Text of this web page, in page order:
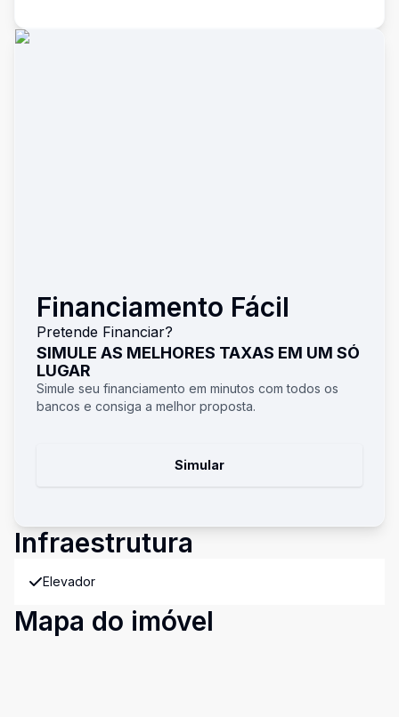
Financiamento Fácil
Pretende Financiar?
SIMULE AS MELHORES TAXAS EM UM SÓ
LUGAR
Simule seu financiamento em minutos com todos os
bancos e consiga a melhor proposta.
Simular
Infraestrutura
Elevador
Mapa do imóvel